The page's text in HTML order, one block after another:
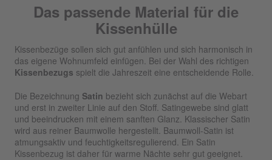
Das passende Material für die
Kissenhülle
Kissenbezüge sollen sich gut anfühlen und sich harmonisch in
das eigene Wohnumfeld einfügen. Bei der Wahl des richtigen
Kissenbezugs spielt die Jahreszeit eine entscheidende Rolle.
Die Bezeichnung Satin bezieht sich zunächst auf die Webart
und erst in zweiter Linie auf den Stoff. Satingewebe sind glatt
und beeindrucken mit einem sanften Glanz. Klassischer Satin
wird aus reiner Baumwolle hergestellt. Baumwoll-Satin ist
atmungsaktiv und feuchtigkeitsregulierend. Ein Satin
Kissenbezug ist daher für warme Nächte sehr gut geeignet.